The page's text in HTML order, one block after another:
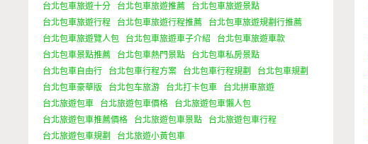
台北包車旅遊十分
台北包車旅遊推薦
台北包車旅遊景點
台北包車旅遊行程
台北包車旅遊行程推薦
台北包車旅遊規劃行推薦
台北包車旅遊覽人包
台北包車旅遊車子介紹
台北包車旅遊車款
台北包車景點推薦
台北包車熱門景點
台北包車私房景點
台北包車自由行
台北包車行程方案 台北包車行程規劃
台北包車規劃
台北包車豪華版
台北包车旅游 台北打卡包車
台北拼車旅遊
台北旅遊包車
台北旅遊包車價格
台北旅遊包車懶人包
台北旅遊包車推薦價格
台北旅遊包車景點
台北旅遊包車行程
台北旅遊包車規劃
台北旅遊小黃包車